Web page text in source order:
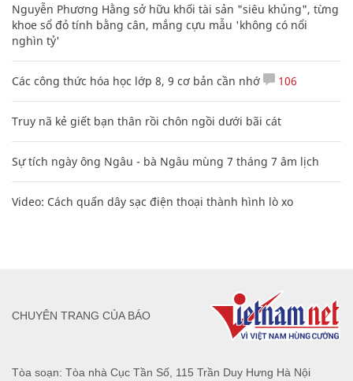
Nguyễn Phương Hằng sở hữu khối tài sản "siêu khủng", từng
khoe sổ đỏ tính bằng cân, mắng cựu mẫu 'không có nổi
nghìn tỷ'
Các công thức hóa học lớp 8, 9 cơ bản cần nhớ 106
Truy nã kẻ giết bạn thân rồi chôn ngồi dưới bãi cát
Sự tích ngày ông Ngâu - bà Ngâu mùng 7 tháng 7 âm lịch
Video: Cách quấn dây sạc điện thoại thành hình lò xo
Tòa soạn: Tòa nhà Cục Tần Số, 115 Trần Duy Hưng Hà Nội
CHUYÊN TRANG CỦA BÁO